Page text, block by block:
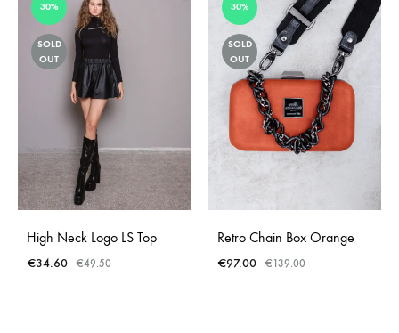
30%
SOLD
OUT
High Neck Logo LS Top
€34.60 €49.50
30%
SOLD
OUT
Retro Chain Box Orange
€97.00 €139.00